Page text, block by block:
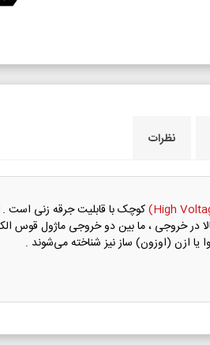
نظرات
بالا در خروجی ، ما بین دو خروجی ماژول قوس
یا ازن (اوزون) ساز نیز شناخته می‌شوند .